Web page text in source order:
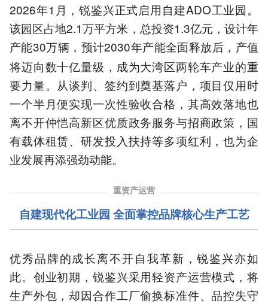
2026年1月，锐鉴兴正式启用自建ADO工业园。
该园区占地2.1万平方米，总投资1.3亿元，设计年
产能30万辆 ，预计2030年产能全面释放后，产值
将迈向数十亿量级，成为大湾区两轮车产业的重
要力量。从谈判、签约到奠基落户，项目仅用时
一个半月便实现一次性验收合格，其高效落地也
离不开仲恺高新区优质政务服务与招商政策，国
有载体租赁、研发投入扶持等多项红利，也为企
业发展再添强劲动能。
重资产运营
自建现代化工业园 全面掌控品牌核心生产工艺
优秀品牌的成长离不开自我革新，锐鉴兴亦如
此。创业初期，锐鉴兴采用轻资产运营模式，将
生产外包，却因合作工厂偷换标准件、品控失守